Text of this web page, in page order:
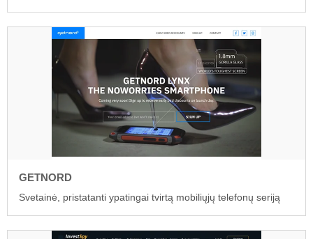
GETNORD
Svetainė, pristatanti ypatingai tvirtą mobiliųjų telefonų seriją